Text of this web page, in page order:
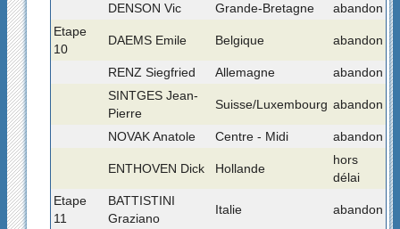
DENSON Vic Grande-Bretagne
abandon
Etape
10
DAEMS Emile Belgique abandon
RENZ Siegfried Allemagne
abandon
SINTGES Jean-
Pierre
Suisse/Luxembourg abandon
NOVAK Anatole Centre - Midi abandon
ENTHOVEN Dick Hollande
hors
délai
Etape
11
BATTISTINI
Graziano
Italie abandon